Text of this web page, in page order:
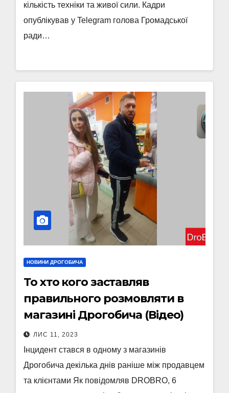
кількість техніки та живої сили. Кадри
опублікував у Telegram голова Громадської
ради…
НОВИНИ ДРОГОБИЧА
То хто кого заставляв
правильного розмовляти в
магазині Дрогобича (Відео)
ЛИС 11, 2023
Інцидент стався в одному з магазинів
Дрогобича декілька днів раніше між продавцем
та клієнтами Як повідомляв DROBRO, 6